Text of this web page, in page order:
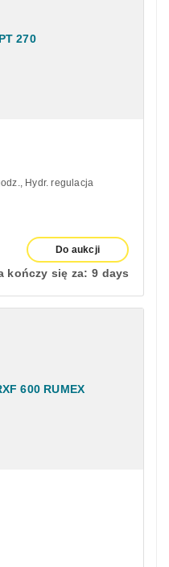
Hydr. regulacja
Do aukcji
kończy się za: 9 days